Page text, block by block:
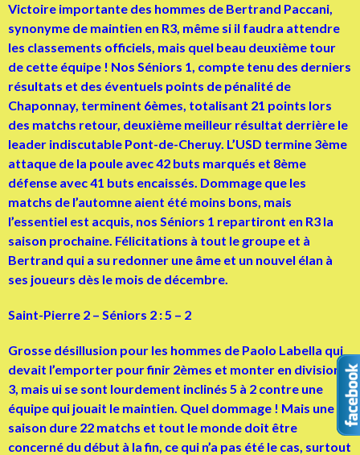
Victoire importante des hommes de Bertrand Paccani,
synonyme de maintien en R3, même si il faudra attendre
les classements officiels, mais quel beau deuxième tour
de cette équipe ! Nos Séniors 1, compte tenu des derniers
résultats et des éventuels points de pénalité de
Chaponnay, terminent 6èmes, totalisant 21 points lors
des matchs retour, deuxième meilleur résultat derrière le
leader indiscutable Pont-de-Cheruy. L’USD termine 3ème
attaque de la poule avec 42 buts marqués et 8ème
défense avec 41 buts encaissés. Dommage que les
matchs de l’automne aient été moins bons, mais
l’essentiel est acquis, nos Séniors 1 repartiront en R3 la
saison prochaine. Félicitations à tout le groupe et à
Bertrand qui a su redonner une âme et un nouvel élan à
ses joueurs dès le mois de décembre.
Saint-Pierre 2 – Séniors 2 : 5 – 2
Grosse désillusion pour les hommes de Paolo Labella qui
devait l’emporter pour finir 2èmes et monter en division
3, mais ui se sont lourdement inclinés 5 à 2 contre une
équipe qui jouait le maintien. Quel dommage ! Mais une
saison dure 22 matchs et tout le monde doit être
concerné du début à la fin, ce qui n’a pas été le cas, surtout